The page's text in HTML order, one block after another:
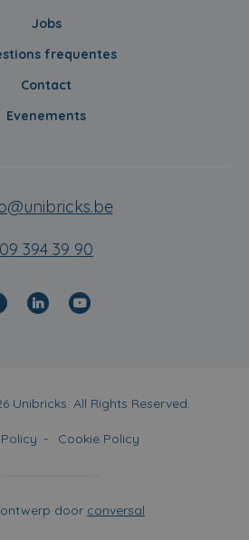
Jobs
frequentes
Contact
Evenements
09 394 39 90
Unibricks. All Rights Reserved.
Cookie Policy
door conversal